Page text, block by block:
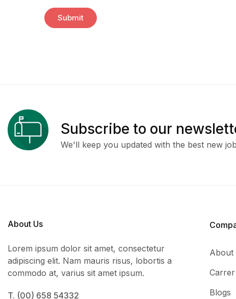
Subscribe to our
We'll keep you updated with the best new
About Us
Lorem ipsum dolor sit amet, consectetur
adipiscing elit. Nam mauris risus, lobortis a
commodo at, varius sit amet ipsum.
T. (00) 658 54332
About
Carrer
Blogs